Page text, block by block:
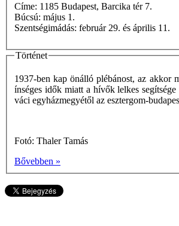
Címe: 1185 Budapest, Barcika tér 7.
Búcsú: május 1.
Szentségimádás: február 29. és április 11.
Történet
1937-ben kap önálló plébánost, az akkor
ínséges idők miatt a hívők lelkes
váci egyházmegyétől az esztergom-
Fotó: Thaler Tamás
Bővebben »